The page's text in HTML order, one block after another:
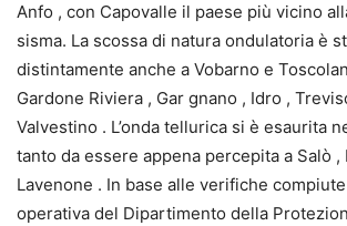
Anfo , con Capovalle il paese più vicino
sisma. La scossa di natura ondulatoria è
distintamente anche a Vobarno e
Gardone Riviera , Gar gnano , Idro ,
Valvestino . L’onda tellurica si è esaurita
tanto da essere appena percepita a Salò ,
Lavenone . In base alle verifiche
operativa del Dipartimento della